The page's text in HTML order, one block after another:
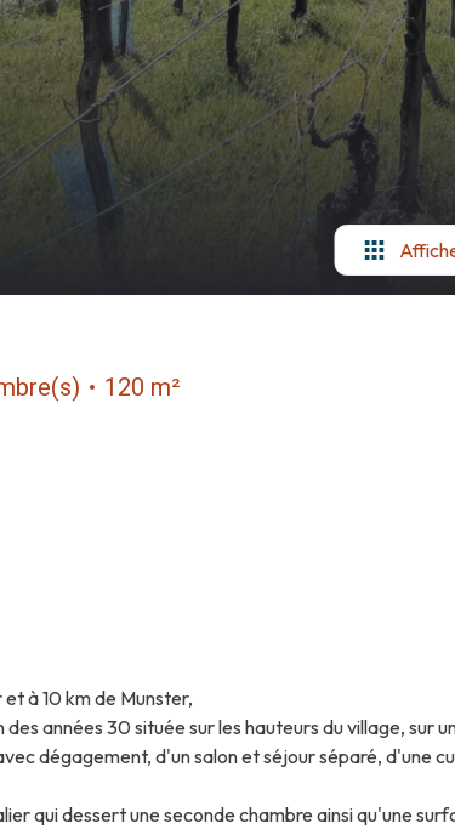
120 m²
à 10 km de Munster,
années 30 située sur les hauteurs du village, sur
dégagement, d'un salon et séjour séparé, d'une
qui dessert une seconde chambre ainsi qu'une